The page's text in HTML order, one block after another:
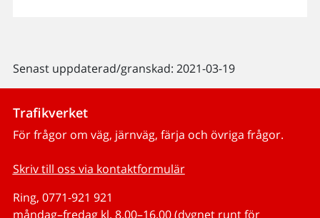
Senast uppdaterad/granskad: 2021-03-19
Trafikverket
För frågor om väg, järnväg, färja och övriga frågor.
Skriv till oss via kontaktformulär
Ring, 0771-921 921
måndag–fredag kl. 8.00–16.00 (dygnet runt för